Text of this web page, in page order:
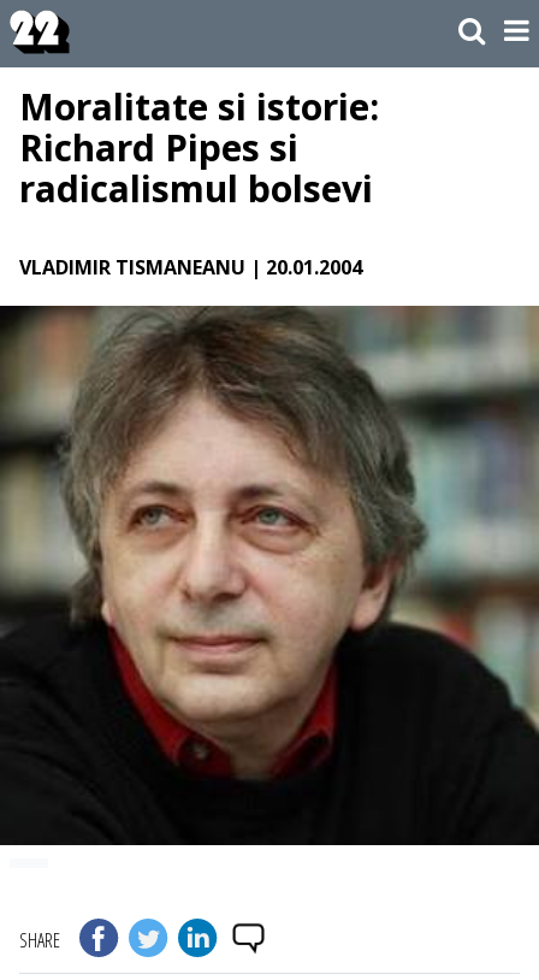
Moralitate si istorie:
Richard Pipes si
radicalismul bolsevi
VLADIMIR TISMANEANU | 20.01.2004
SHARE